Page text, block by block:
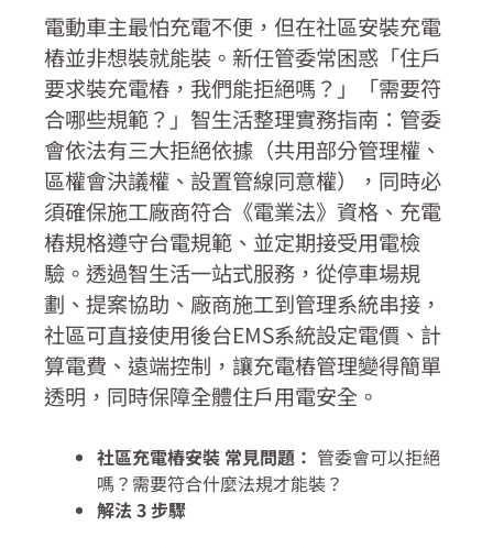
電動車主最怕充電不便，但在社區安裝充電
樁並非想裝就能裝。新任管委常困惑「住戶
要求裝充電樁，我們能拒絕嗎？」「需要符
合哪些規範？」智生活整理實務指南：管委
會依法有三大拒絕依據（共用部分管理權、
區權會決議權、設置管線同意權），同時必
須確保施工廠商符合《電業法》資格、充電
樁規格遵守台電規範、並定期接受用電檢
驗。透過智生活一站式服務，從停車場規
劃、提案協助、廠商施工到管理系統串接，
社區可直接使用後台EMS系統設定電價、計
算電費、遠端控制，讓充電樁管理變得簡單
透明，同時保障全體住戶用電安全。
社區充電樁安裝 常見問題： 管委會可以拒絕
嗎？需要符合什麼法規才能裝？
解法 3 步驟